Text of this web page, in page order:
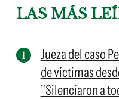
LAS MÁS
Jueza del caso
de víctimas
"Silenciaron a